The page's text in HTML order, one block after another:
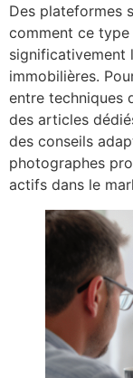
Des plateformes
comment ce
significativement
immobilières.
entre techniques
des articles
des conseils
photographes
actifs dans le